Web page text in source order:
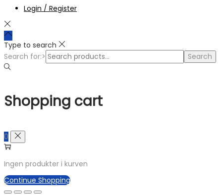
Login / Register
Type to search
Search for:>
Search
Shopping cart
0
Ingen produkter i kurven
Continue Shopping